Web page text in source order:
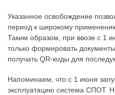
Указанное освобождение
период к широкому
Таким образом, при ввозе с 1
только формировать
получать QR-коды для
Напоминаем, что с 1 июня
эксплуатацию система СПОТ.